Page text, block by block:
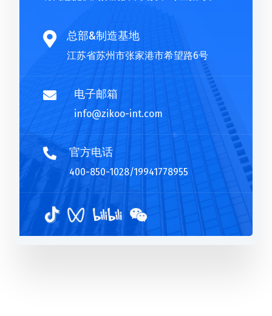
 总部&制造基地
江苏省苏州市张家港市希望路6号
 电子邮箱
info@zikoo-int.com
 官方电话
400-850-1028/19941778955